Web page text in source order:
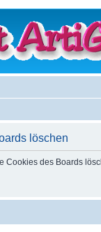
löschen
Cookies des Boards